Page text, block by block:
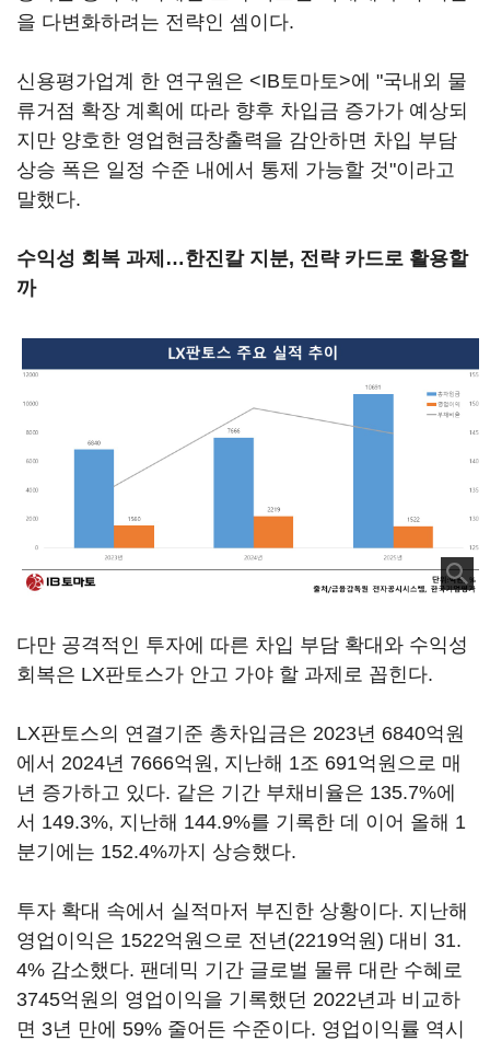
을 다변화하려는 전략인 셈이다.
신용평가업계 한 연구원은 <IB토마토>에 "국내외 물
류거점 확장 계획에 따라 향후 차입금 증가가 예상되
지만 양호한 영업현금창출력을 감안하면 차입 부담
상승 폭은 일정 수준 내에서 통제 가능할 것"이라고
말했다.
수익성 회복 과제…한진칼 지분, 전략 카드로 활용할
까
다만 공격적인 투자에 따른 차입 부담 확대와 수익성
회복은 LX판토스가 안고 가야 할 과제로 꼽힌다.
LX판토스의 연결기준 총차입금은 2023년 6840억원
에서 2024년 7666억원, 지난해 1조 691억원으로 매
년 증가하고 있다. 같은 기간 부채비율은 135.7%에
서 149.3%, 지난해 144.9%를 기록한 데 이어 올해 1
분기에는 152.4%까지 상승했다.
투자 확대 속에서 실적마저 부진한 상황이다. 지난해
영업이익은 1522억원으로 전년(2219억원) 대비 31.
4% 감소했다. 팬데믹 기간 글로벌 물류 대란 수혜로
3745억원의 영업이익을 기록했던 2022년과 비교하
면 3년 만에 59% 줄어든 수준이다. 영업이익률 역시